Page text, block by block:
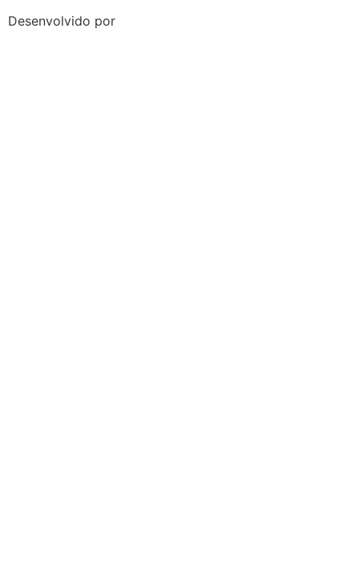
Desenvolvido por